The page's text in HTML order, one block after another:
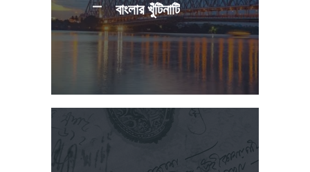
বাংলার খুঁটিনাটি